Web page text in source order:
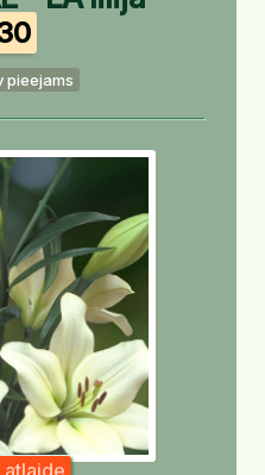
pieejams
atlaide